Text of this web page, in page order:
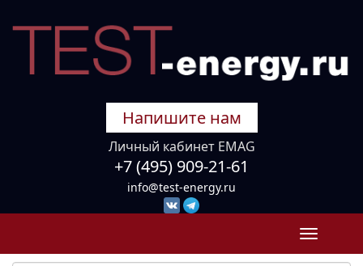
Напишите нам
Личный кабинет EMAG
+7 (495) 909-21-61
info@test-energy.ru
Toggle